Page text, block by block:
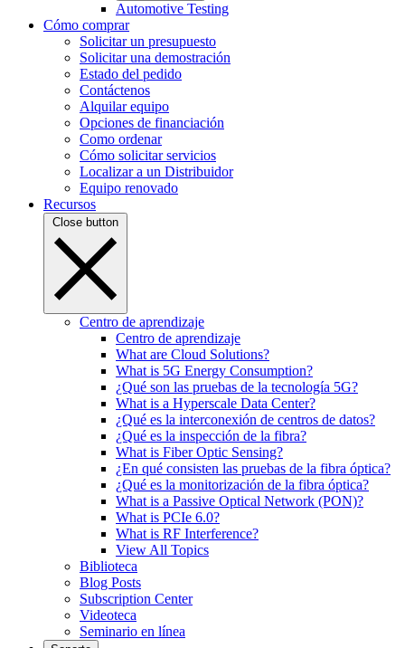
Automotive Testing
Cómo comprar
Solicitar un presupuesto
Solicitar una demostración
Estado del pedido
Contáctenos
Alquilar equipo
Opciones de financiación
Como ordenar
Cómo solicitar servicios
Localizar a un Distribuidor
Equipo renovado
Recursos
Close button
Centro de aprendizaje
Centro de aprendizaje
What are Cloud Solutions?
What is 5G Energy Consumption?
¿Qué son las pruebas de la tecnología 5G?
What is a Hyperscale Data Center?
¿Qué es la interconexión de centros de datos?
¿Qué es la inspección de la fibra?
What is Fiber Optic Sensing?
¿En qué consisten las pruebas de la fibra óptica?
¿Qué es la monitorización de la fibra óptica?
What is a Passive Optical Network (PON)?
What is PCIe 6.0?
What is RF Interference?
View All Topics
Biblioteca
Blog Posts
Subscription Center
Videoteca
Seminario en línea